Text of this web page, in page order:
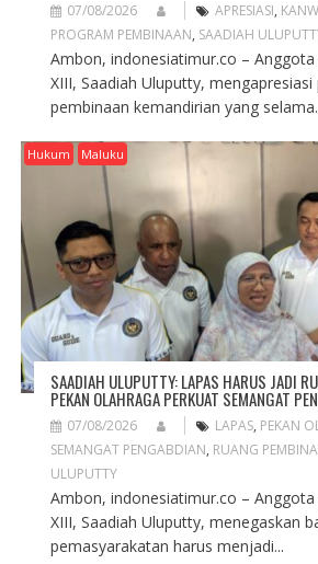
07/08/2026 APRESIASI,
PROGRAM PEMBINAAN, SAADIAH
Ambon, indonesiatimur.co – Anggota
XIII, Saadiah Uluputty,
pembinaan kemandirian yang
Hukum Maluku
SAADIAH ULUPUTTY: LAPAS HARUS JADI
PEKAN OLAHRAGA PERKUAT SEMANGAT
07/08/2026 LAPAS, PEKAN
SEMANGAT PENGABDIAN, RUANG
ULUPUTTY
Ambon, indonesiatimur.co – Anggota
XIII, Saadiah Uluputty, menegaskan
pemasyarakatan harus menjadi...